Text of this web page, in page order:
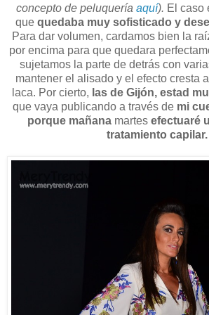
concepto de peluquería aquí). El caso
que quedaba muy sofisticado y
Para dar volumen, cardamos bien la
por encima para que quedara
sujetamos la parte de detrás con
mantener el alisado y el efecto cresta
laca. Por cierto, las de Gijón, estad
que vaya publicando a través de mi
porque mañanamartes efectuaré
tratamiento capilar.